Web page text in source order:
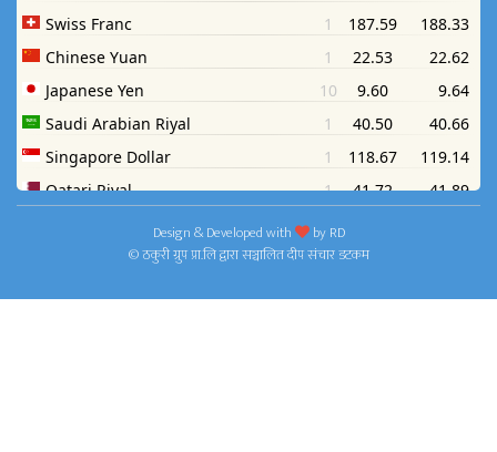
Design & Developed with byRD
© ठकुरी ग्रुप प्रा.लि द्वारा सञ्चालित दीप संचार डटकम